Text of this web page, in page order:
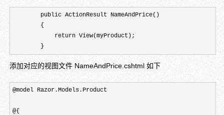
        public ActionResult NameAndPrice()
        {
            return View(myProduct);
        }
添加对应的视图文件 NameAndPrice.cshtml 如下
@model Razor.Models.Product
@{